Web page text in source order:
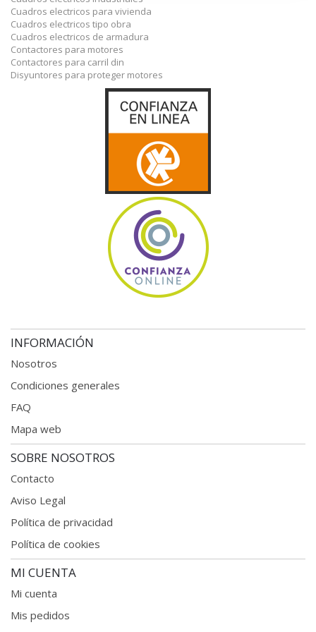
Cuadros electricos para vivienda
Cuadros electricos tipo obra
Cuadros electricos de armadura
Contactores para motores
Contactores para carril din
Disyuntores para proteger motores
INFORMACIÓN
Nosotros
Condiciones generales
FAQ
Mapa web
SOBRE NOSOTROS
Contacto
Aviso Legal
Política de privacidad
Política de cookies
MI CUENTA
Mi cuenta
Mis pedidos